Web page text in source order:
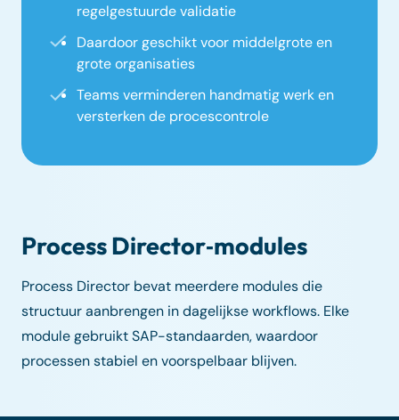
regelgestuurde validatie
Daardoor geschikt voor middelgrote en
grote organisaties
Teams verminderen handmatig werk en
versterken de procescontrole
Process Director‑modules
Process Director bevat meerdere modules die
structuur aanbrengen in dagelijkse workflows. Elke
module gebruikt SAP-standaarden, waardoor
processen stabiel en voorspelbaar blijven.